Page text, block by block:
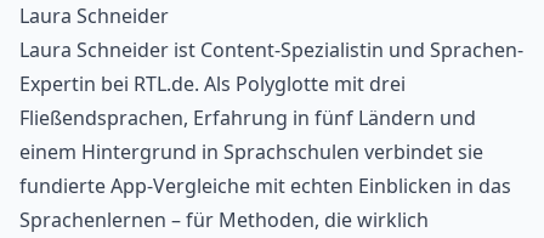
Laura Schneider
Laura Schneider ist Content-Spezialistin und Sprachen-
Expertin bei RTL.de. Als Polyglotte mit drei
Fließendsprachen, Erfahrung in fünf Ländern und
einem Hintergrund in Sprachschulen verbindet sie
fundierte App-Vergleiche mit echten Einblicken in das
Sprachenlernen – für Methoden, die wirklich